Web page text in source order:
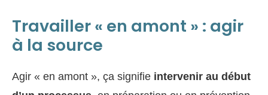
Travailler « en amont » : agir
à la source
Agir « en amont », ça signifie intervenir au début